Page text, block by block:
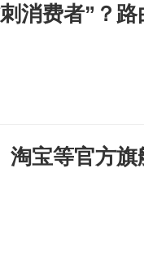
消费者”？
淘宝等官方旗